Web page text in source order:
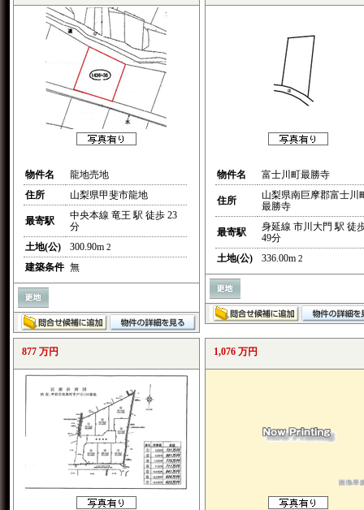
物件名
龍地売地
住所
山梨県甲斐市龍地
最寄駅
中央本線 竜王 駅 徒歩 23
分
土地(公)
300.90m 2
建築条件 無
物件名 富士川町最勝寺
住所
山梨県南巨摩郡富士川
最勝寺
最寄駅
身延線 市川大門 駅 徒
49分
土地(公)
336.00m 2
877 万円 1,076 万円